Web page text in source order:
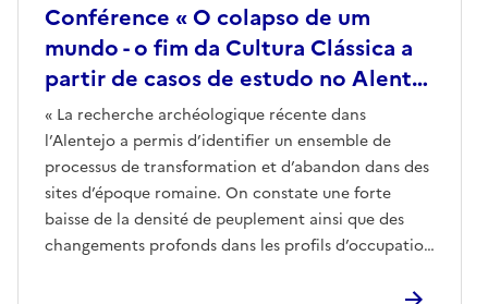
Conférence « O colapso de um
mundo - o fim da Cultura Clássica a
partir de casos de estudo no Alent…
« La recherche archéologique récente dans
l’Alentejo a permis d’identifier un ensemble de
processus de transformation et d’abandon dans des
sites d’époque romaine. On constate une forte
baisse de la densité de peuplement ainsi que des
changements profonds dans les profils d’occupation